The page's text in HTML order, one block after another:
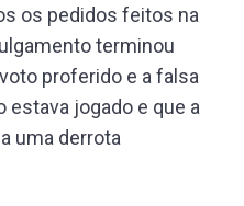
os pedidos feitos na
terminou
proferido e a falsa
estava jogado e que a
uma derrota